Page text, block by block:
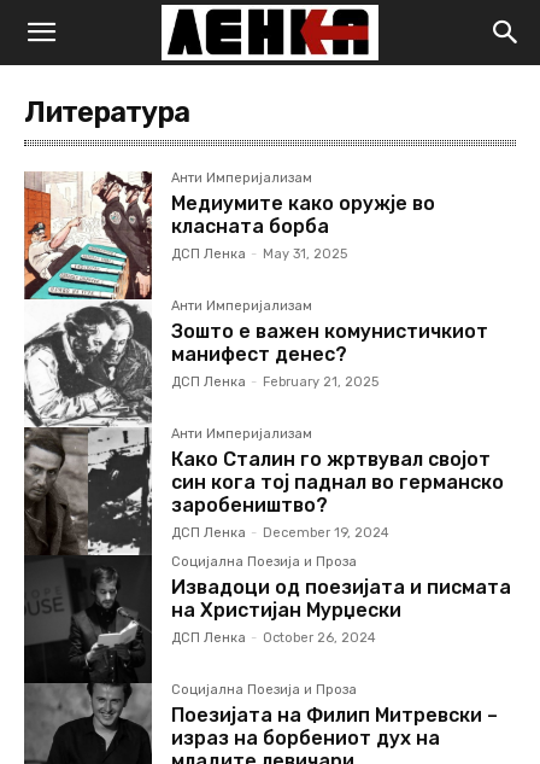
Литература
Анти Империјализам
Медиумите како оружје во
класната борба
ДСП Ленка - May 31, 2025
Анти Империјализам
Зошто е важен комунистичкиот
манифест денес?
ДСП Ленка - February 21, 2025
Анти Империјализам
Како Сталин го жртвувал својот
син кога тој паднал во германско
заробеништво?
ДСП Ленка -
December 19, 2024
Социјална Поезија и Проза
Извадоци од поезијата и писмата
на Христијан Мурџески
ДСП Ленка - October 26, 2024
Социјална Поезија и Проза
Поезијата на Филип Митревски –
израз на борбениот дух на